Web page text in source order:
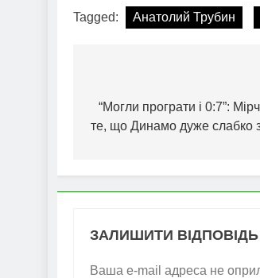
Tagged: Анатолий Трубин
записів
“Могли програти і 0:7”:
те, що Динамо дуже слабко
ЗАЛИШИТИ ВІДПОВІДЬ
Ваша e-mail адреса не